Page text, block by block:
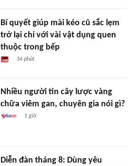
Bí quyết giúp mài kéo cũ sắc lẹm
trở lại chỉ với vài vật dụng quen
thuộc trong bếp
34 phút
Nhiều người tin cây lược vàng
chữa viêm gan, chuyên gia nói gì?
1 giờ
Diễn đàn tháng 8: Dùng yêu